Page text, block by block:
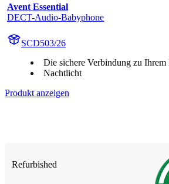
Avent Essential
DECT-Audio-Babyphone
SCD503/26
Die sichere Verbindung zu Ihrem
Nachtlicht
Produkt anzeigen
Refurbished